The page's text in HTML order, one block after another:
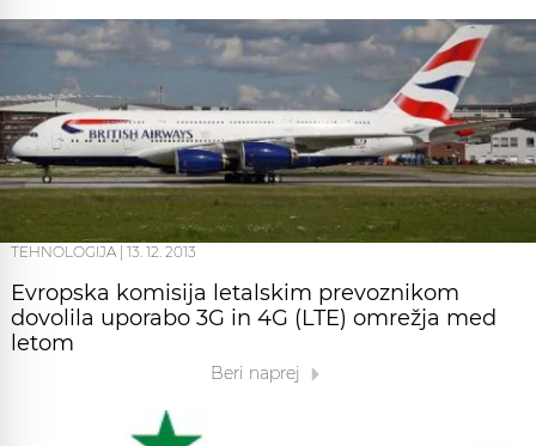
TEHNOLOGIJA | 13. 12. 2013
Evropska komisija letalskim prevoznikom
dovolila uporabo 3G in 4G (LTE) omrežja med
letom
Beri naprej